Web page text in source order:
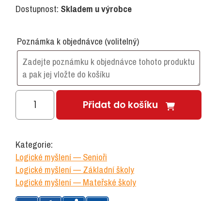
Dostupnost: Skladem u výrobce
Poznámka k objednávce (volitelný)
Logeo
množství
Přidat do košíku
Kategorie:
Logické myšlení — Senioři
Logické myšlení — Základní školy
Logické myšlení — Mateřské školy